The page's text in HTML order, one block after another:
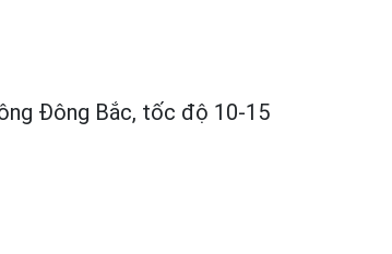
Đông Bắc, tốc độ 10-15